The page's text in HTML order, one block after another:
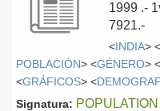
1999 .-
7921.-
<INDIA> <
POBLACIÓN> <GÉNERO> <
<GRÁFICOS> <
Signatura: